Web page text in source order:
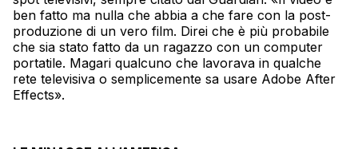
ben fatto ma nulla che abbia a che fare con la post-
produzione di un vero film. Direi che è più probabile
che sia stato fatto da un ragazzo con un computer
portatile. Magari qualcuno che lavorava in qualche
rete televisiva o semplicemente sa usare Adobe After
Effects».